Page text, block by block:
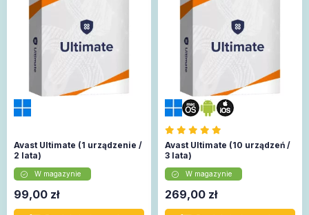
Avast Ultimate (1 urządzenie /
2 lata)
W magazynie
99,00 zł
Avast Ultimate (10 urządzeń /
3 lata)
W magazynie
269,00 zł